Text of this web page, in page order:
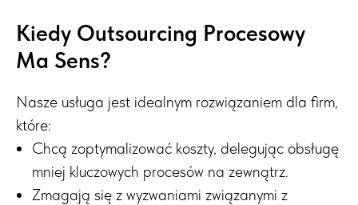
Kiedy Outsourcing Procesowy
Ma Sens?
Nasze usługa jest idealnym rozwiązaniem dla firm,
które:
Chcą zoptymalizować koszty, delegując obsługę
mniej kluczowych procesów na zewnątrz.
Zmagają się z wyzwaniami związanymi z